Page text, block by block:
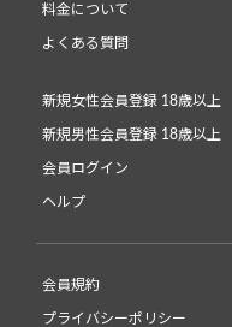
料金について
よくある質問
新規女性会員登録 18歳以上
新規男性会員登録 18歳以上
会員ログイン
ヘルプ
会員規約
プライバシーポリシー